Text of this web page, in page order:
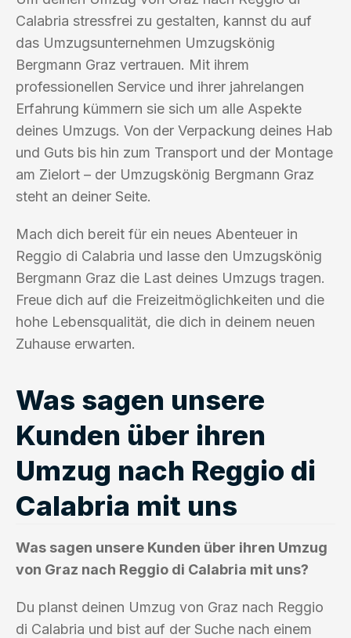
Calabria stressfrei zu gestalten, kannst du auf
das Umzugsunternehmen Umzugskönig
Bergmann Graz vertrauen. Mit ihrem
professionellen Service und ihrer jahrelangen
Erfahrung kümmern sie sich um alle Aspekte
deines Umzugs. Von der Verpackung deines Hab
und Guts bis hin zum Transport und der Montage
am Zielort – der Umzugskönig Bergmann Graz
steht an deiner Seite.
Mach dich bereit für ein neues Abenteuer in
Reggio di Calabria und lasse den Umzugskönig
Bergmann Graz die Last deines Umzugs tragen.
Freue dich auf die Freizeitmöglichkeiten und die
hohe Lebensqualität, die dich in deinem neuen
Zuhause erwarten.
Was sagen unsere
Kunden über ihren
Umzug nach Reggio di
Calabria mit uns
Was sagen unsere Kunden über ihren Umzug
von Graz nach Reggio di Calabria mit uns?
Du planst deinen Umzug von Graz nach Reggio
di Calabria und bist auf der Suche nach einem